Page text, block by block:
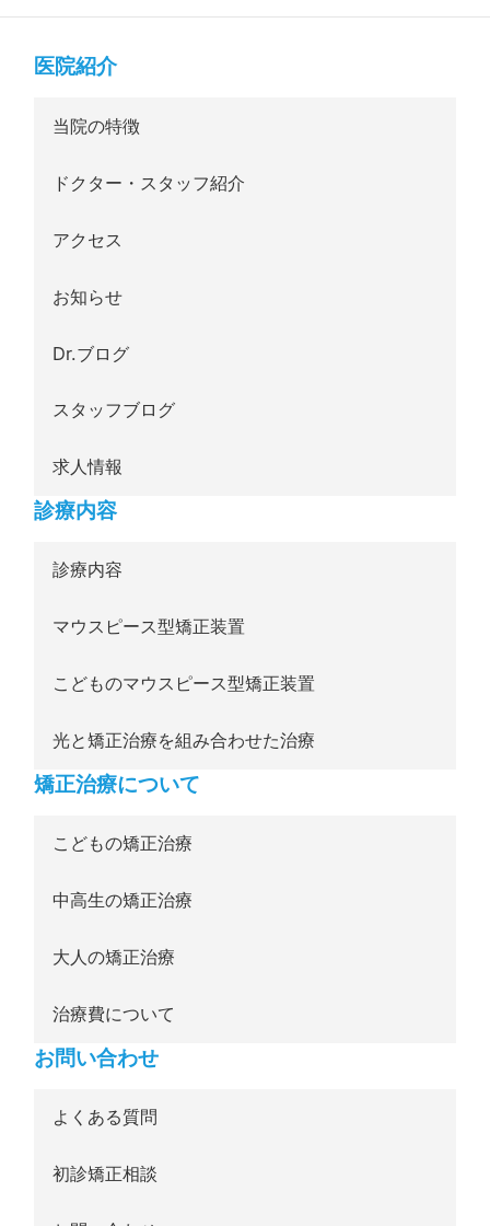
医院紹介
当院の特徴
ドクター・スタッフ紹介
アクセス
お知らせ
Dr.ブログ
スタッフブログ
求人情報
診療内容
診療内容
マウスピース型矯正装置
こどものマウスピース型矯正装置
光と矯正治療を組み合わせた治療
矯正治療について
こどもの矯正治療
中高生の矯正治療
大人の矯正治療
治療費について
お問い合わせ
よくある質問
初診矯正相談